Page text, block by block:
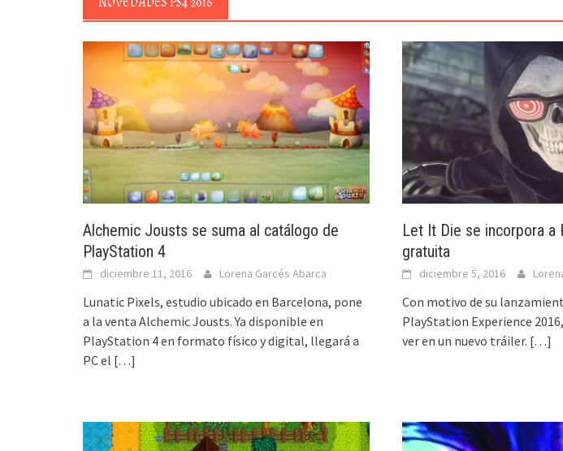
Alchemic Jousts se suma al catálogo de
PlayStation 4
diciembre 11, 2016 Lorena Garcés Abarca
Lunatic Pixels, estudio ubicado en Barcelona, pone
a la venta Alchemic Jousts. Ya disponible en
PlayStation 4 en formato físico y digital, llegará a
PC el […]
Let It Die se incorpora a
gratuita
diciembre 5, 2016
Con motivo de su
PlayStation Experience
ver en un nuevo tráiler. […]